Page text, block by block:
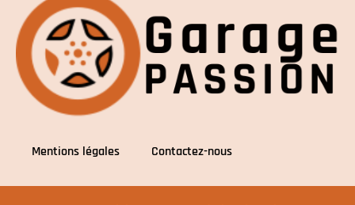
Mentions légales Contactez-nous